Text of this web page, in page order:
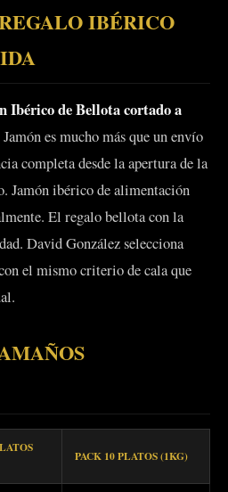
IBÉRICO
Ibérico de Bellota cortado a
es mucho más que un envío
completa desde la apertura de la
Jamón ibérico de alimentación
El regalo bellota con la
David González selecciona
el mismo criterio de cala que
PACK 10 PLATOS (1KG)